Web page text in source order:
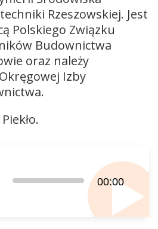
Rzeszowskiej. Jest
Polskiego Związku
Budownictwa
oraz należy
Izby
00:00